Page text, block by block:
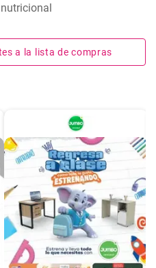
a la lista de compras